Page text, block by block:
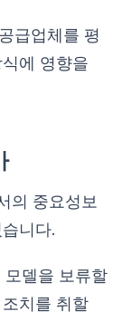
급업체를 평
에 영향을
의 중요성보
니다.
델을 보류할
치를 취할